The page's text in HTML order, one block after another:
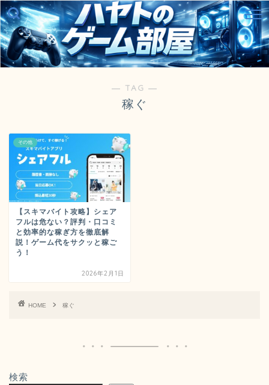
― TAG ―
稼ぐ
その他
【スキマバイト攻略】シェア
フルは危ない？評判・口コミ
と効率的な稼ぎ方を徹底解
説！ゲーム代をサクッと稼ご
う！
2026年2月1日
HOME 稼ぐ
検索